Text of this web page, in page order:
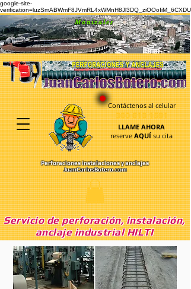
google-site-
verification=luzSmABWmF8JVmRL4xWMnH8Jl3DQ_ziOOoIiM_6CXDU
Manizales
Contáctenos al celular
300 610 1591
LLAME AHORA
reserveAQUÍsu cita
Perforaciones instalaciones y anclajes
JuanCarlosBotero.com
Servicio de perforación, instalación,
anclaje industrial HILTI